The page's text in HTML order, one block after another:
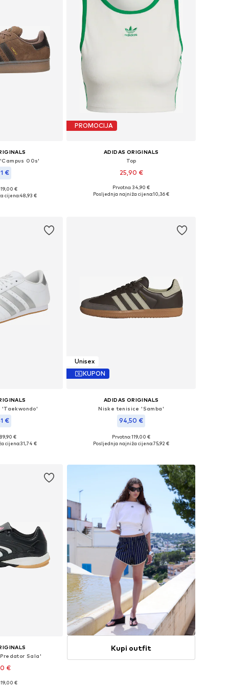
00s'
€
+ 1
veličina
€
cijena:48,93 €
PROMOCIJA
ADIDAS ORIGINALS
Top
25,90 €
Prvotno: 34,90 €
Posljednja najniža cijena:10,36 €
€
veličina
€
cijena:31,74 €
Unisex
KUPON
ADIDAS ORIGINALS
Niske tenisice 'Samba'
94,50 €
Dostupno u više veličina
Prvotno: 119,00 €
Posljednja najniža cijena:75,92 €
Sala'
€
€
Kupi outfit